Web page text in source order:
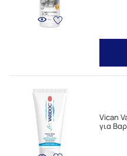
Vican
για